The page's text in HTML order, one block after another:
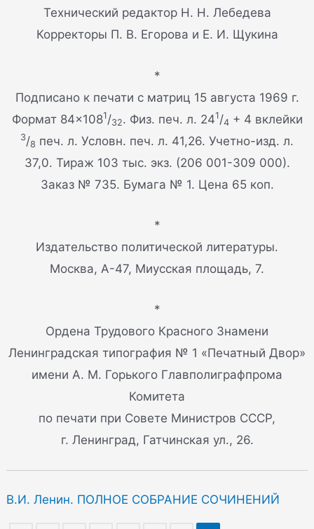
Технический редактор Н. Н. Лебедева
Корректоры П. В. Егорова и Е. И. Щукина
*
Подписано к печати с матриц 15 августа 1969 г.
Формат 84×1081/32. Физ. печ. л. 241/4 + 4 вклейки
3/8 печ. л. Условн. печ. л. 41,26. Учетно-изд. л.
37,0. Тираж 103 тыс. экз. (206 001-309 000).
Заказ № 735. Бумага № 1. Цена 65 коп.
*
Издательство политической литературы.
Москва, А-47, Миусская площадь, 7.
*
Ордена Трудового Красного Знамени
Ленинградская типография № 1 «Печатный Двор»
имени А. М. Горького Главполиграфпрома
Комитета
по печати при Совете Министров СССР,
г. Ленинград, Гатчинская ул., 26.
В.И. Ленин. ПОЛНОЕ СОБРАНИЕ СОЧИНЕНИЙ